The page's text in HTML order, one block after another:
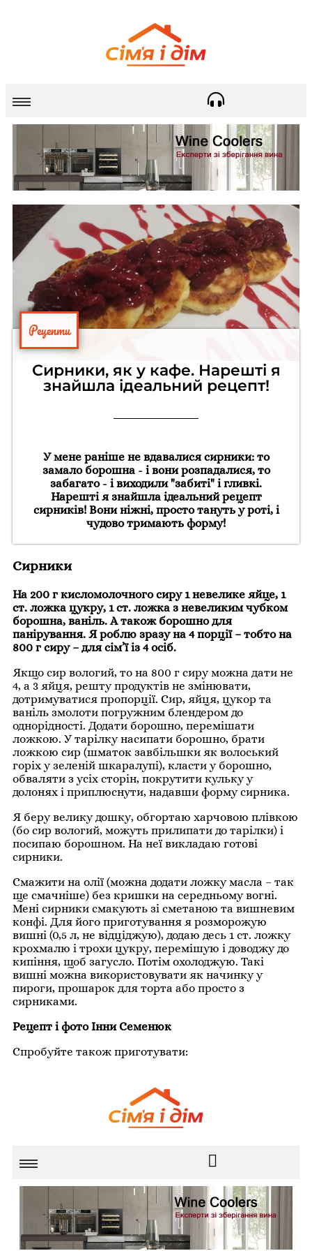
Рецепти
Сирники, як у кафе. Нарешті я
знайшла ідеальний рецепт!
У мене раніше не вдавалися сирники: то
замало борошна - і вони розпадалися, то
забагато - і виходили "забиті" і гливкі.
Нарешті я знайшла ідеальний рецепт
сирників! Вони ніжні, просто тануть у роті, і
чудово тримають форму!
Сирники
На 200 г кисломолочного сиру 1 невелике яйце, 1
ст. ложка цукру, 1 ст. ложка з невеликим чубком
борошна, ваніль. А також борошно для
панірування. Я роблю зразу на 4 порції – тобто на
800 г сиру – для сім’ї із 4 осіб.
Якщо сир вологий, то на 800 г сиру можна дати не
4, а 3 яйця, решту продуктів не змінювати,
дотримуватися пропорції. Сир, яйця, цукор та
ваніль змолоти погружним блендером до
однорідності. Додати борошно, перемішати
ложкою. У тарілку насипати борошно, брати
ложкою сир (шматок завбільшки як волоський
горіх у зеленій шкаралупі), класти у борошно,
обваляти з усіх сторін, покрутити кульку у
долонях і приплюснути, надавши форму сирника.
Я беру велику дошку, обгортаю харчовою плівкою
(бо сир вологий, можуть прилипати до тарілки) і
посипаю борошном. На неї викладаю готові
сирники.
Смажити на олії (можна додати ложку масла – так
ще смачніше) без кришки на середньому вогні.
Мені сирники смакують зі сметаною та вишневим
конфі. Для його приготування я розморожую
вишні (0,5 л, не відціджую), додаю десь 1 ст. ложку
крохмалю і трохи цукру, перемішую і доводжу до
кипіння, щоб загусло. Потім охолоджую. Такі
вишні можна використовувати як начинку у
пироги, прошарок для торта або просто з
сирниками.
Рецепт і фото Інни Семенюк
Спробуйте також приготувати: